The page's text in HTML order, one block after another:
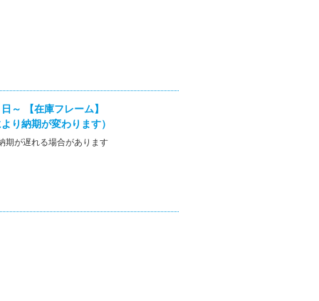
～ 【在庫フレーム】
り納期が変わります）
期が遅れる場合があります